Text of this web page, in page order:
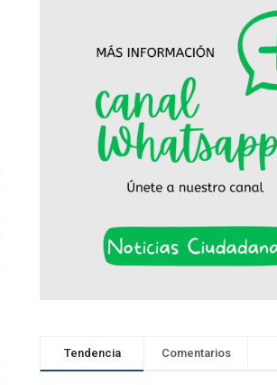
Tendencia Comentarios